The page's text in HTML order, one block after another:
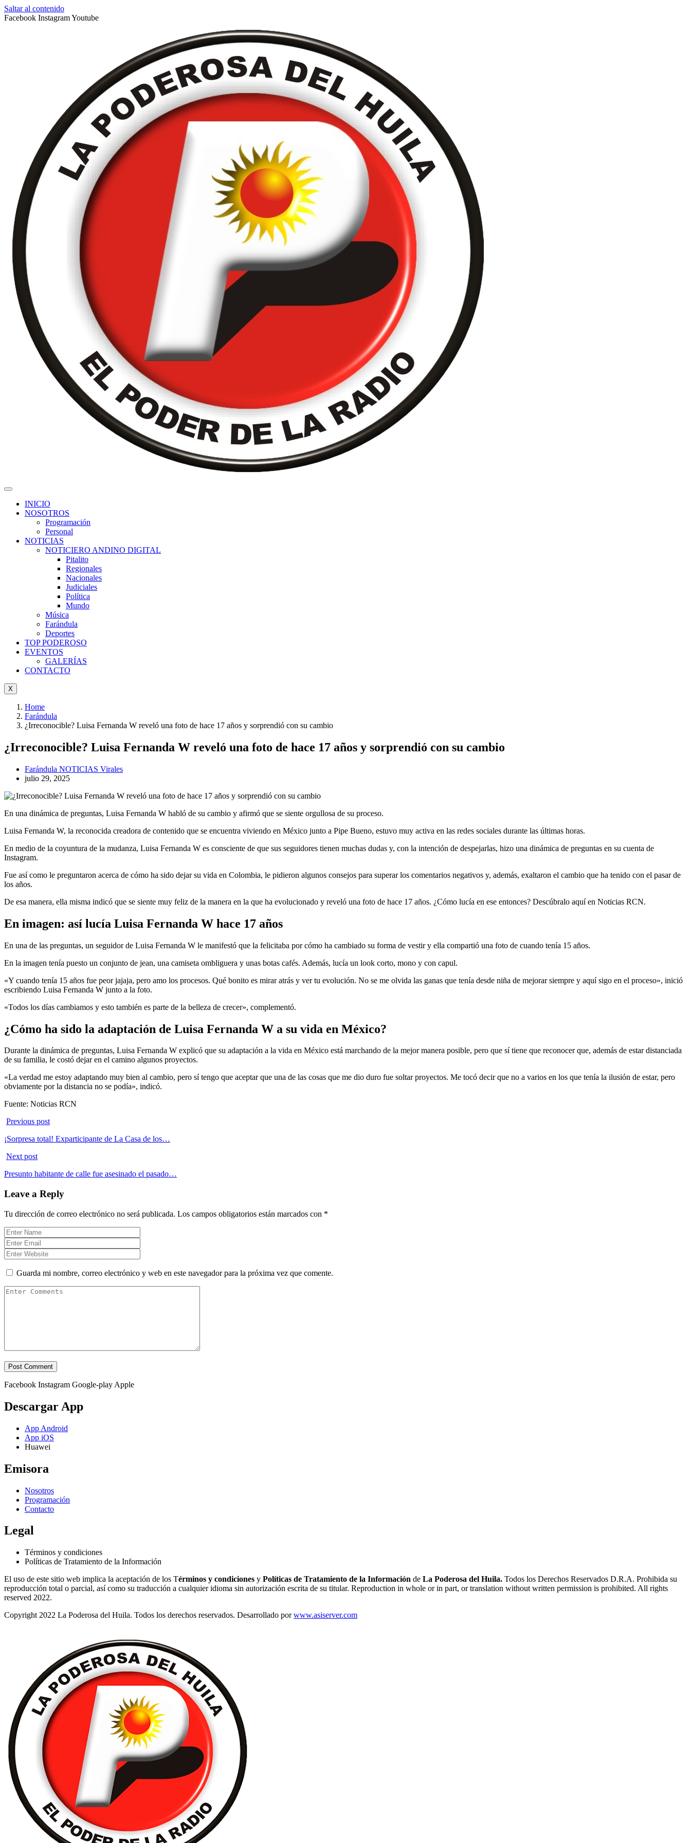
Saltar al contenido
Facebook InstagramYoutube
INICIO
NOSOTROS
Programación
Personal
NOTICIAS
NOTICIERO ANDINO DIGITAL
Pitalito
Regionales
Nacionales
Judiciales
Política
Mundo
Música
Farándula
Deportes
TOP PODEROSO
EVENTOS
GALERÍAS
CONTACTO
X
Home
Farándula
¿Irreconocible? Luisa Fernanda W reveló una foto de hace 17 años y sorprendió con su cambio
¿Irreconocible? Luisa Fernanda W reveló una foto de hace 17 años y sorprendió con su cambio
Farándula NOTICIAS Virales
julio 29, 2025
En una dinámica de preguntas, Luisa Fernanda W habló de su cambio y afirmó que se siente orgullosa de su proceso.
Luisa Fernanda W, la reconocida creadora de contenido que se encuentra viviendo en México junto a Pipe Bueno, estuvo muy activa en las redes sociales durante las últimas horas.
En medio de la coyuntura de la mudanza, Luisa Fernanda W es consciente de que sus seguidores tienen muchas dudas y, con la intención de despejarlas, hizo una dinámica de preguntas en su cuenta de
Instagram.
Fue así como le preguntaron acerca de cómo ha sido dejar su vida en Colombia, le pidieron algunos consejos para superar los comentarios negativos y, además, exaltaron el cambio que ha tenido con el pasar de
los años.
De esa manera, ella misma indicó que se siente muy feliz de la manera en la que ha evolucionado y reveló una foto de hace 17 años. ¿Cómo lucía en ese entonces? Descúbralo aquí en Noticias RCN.
En imagen: así lucía Luisa Fernanda W hace 17 años
En una de las preguntas, un seguidor de Luisa Fernanda W le manifestó que la felicitaba por cómo ha cambiado su forma de vestir y ella compartió una foto de cuando tenía 15 años.
En la imagen tenía puesto un conjunto de jean, una camiseta ombliguera y unas botas cafés. Además, lucía un look corto, mono y con capul.
«Y cuando tenía 15 años fue peor jajaja, pero amo los procesos. Qué bonito es mirar atrás y ver tu evolución. No se me olvida las ganas que tenía desde niña de mejorar siempre y aquí sigo en el proceso», inició
escribiendo Luisa Fernanda W junto a la foto.
«Todos los días cambiamos y esto también es parte de la belleza de crecer», complementó.
¿Cómo ha sido la adaptación de Luisa Fernanda W a su vida en México?
Durante la dinámica de preguntas, Luisa Fernanda W explicó que su adaptación a la vida en México está marchando de la mejor manera posible, pero que sí tiene que reconocer que, además de estar distanciada
de su familia, le costó dejar en el camino algunos proyectos.
«La verdad me estoy adaptando muy bien al cambio, pero sí tengo que aceptar que una de las cosas que me dio duro fue soltar proyectos. Me tocó decir que no a varios en los que tenía la ilusión de estar, pero
obviamente por la distancia no se podía», indicó.
Fuente: Noticias RCN
Previous post
¡Sorpresa total! Exparticipante de La Casa de los…
Next post
Presunto habitante de calle fue asesinado el pasado…
Leave a Reply
Tu dirección de correo electrónico no será publicada. Los campos obligatorios están marcados con *
Guarda mi nombre, correo electrónico y web en este navegador para la próxima vez que comente.
Facebook Instagram Google-play Apple
Descargar App
App Android
App iOS
Huawei
Emisora
Nosotros
Programación
Contacto
Legal
Términos y condiciones
Políticas de Tratamiento de la Información
El uso de este sitio web implica la aceptación de los Términos y condiciones y Políticas de Tratamiento de la Información de La Poderosa del Huila. Todos los Derechos Reservados D.R.A. Prohibida su
reproducción total o parcial, así como su traducción a cualquier idioma sin autorización escrita de su titular. Reproduction in whole or in part, or translation without written permission is prohibited. All rights
reserved 2022.
Copyright 2022 La Poderosa del Huila. Todos los derechos reservados. Desarrollado porwww.asiserver.com